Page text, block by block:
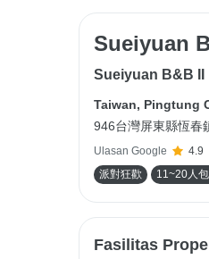
Sueiyuan
Sueiyuan B&B II
Taiwan, Pingtung
946台灣屏東縣恆春
Ulasan Google
4.9
派對狂歡
11~20人
Fasilitas